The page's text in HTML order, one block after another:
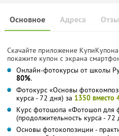
Основное Адреса
Скачайте приложение
покажите купон с экрана
Онлайн-фотокурсы от школы
80%.
Фотокурс «Основы
курса - 72 дня) за 1350 вместо
Курс фотошопа «Фотошоп для
(продолжительность курса - 72
Основы фотокопозиции -